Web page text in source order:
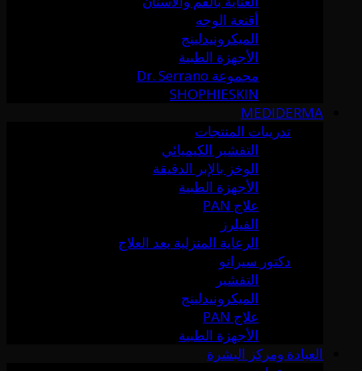
أقنعة الوجه
الميكرونيدلينج
الأجهزة الطبية
مجموعة Dr. Serrano
SHOPHIESKIN
MEDIDERMA
تدريبات المنتجات
التقشير الكيميائي
الوخز بالإبر الدقيقة
الأجهزة الطبية
علاج PAN
الفيلرز
الرعاية المنزلية بعد العلاج
دكتور سيرانو
التقشير
الميكرونيدلينج
علاج PAN
الأجهزة الطبية
العيادة ومركز البشرة